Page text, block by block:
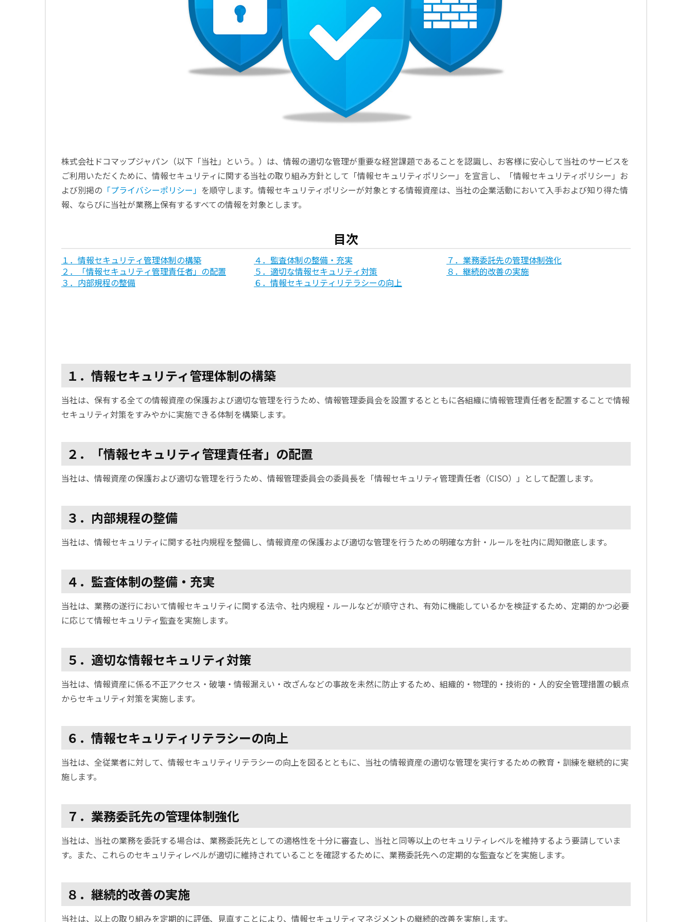
株式会社ドコマップジャパン（以下「当社」という。）は、情報の適切な管理が重要な経営課題であることを認識し、お客様に安心して当社のサービスを
ご利用いただくために、情報セキュリティに関する当社の取り組み方針として「情報セキュリティポリシー」を宣言し、「情報セキュリティポリシー」お
よび別掲の 「プライバシーポリシー」 を順守します。情報セキュリティポリシーが対象とする情報資産は、当社の企業活動において入手および知り得た情
報、ならびに当社が業務上保有するすべての情報を対象とします。
目次
１．情報セキュリティ管理体制の構築
２．「情報セキュリティ管理責任者」の配置
３．内部規程の整備
４．監査体制の整備・充実
５．適切な情報セキュリティ対策
６．情報セキュリティリテラシーの向上
７．業務委託先の管理体制強化
８．継続的改善の実施
１．情報セキュリティ管理体制の構築
当社は、保有する全ての情報資産の保護および適切な管理を行うため、情報管理委員会を設置するとともに各組織に情報管理責任者を配置することで情報
セキュリティ対策をすみやかに実施できる体制を構築します。
２．「情報セキュリティ管理責任者」の配置
当社は、情報資産の保護および適切な管理を行うため、情報管理委員会の委員長を「情報セキュリティ管理責任者（CISO）」として配置します。
３．内部規程の整備
当社は、情報セキュリティに関する社内規程を整備し、情報資産の保護および適切な管理を行うための明確な方針・ルールを社内に周知徹底します。
４．監査体制の整備・充実
当社は、業務の遂行において情報セキュリティに関する法令、社内規程・ルールなどが順守され、有効に機能しているかを検証するため、定期的かつ必要
に応じて情報セキュリティ監査を実施します。
５．適切な情報セキュリティ対策
当社は、情報資産に係る不正アクセス・破壊・情報漏えい・改ざんなどの事故を未然に防止するため、組織的・物理的・技術的・人的安全管理措置の観点
からセキュリティ対策を実施します。
６．情報セキュリティリテラシーの向上
当社は、全従業者に対して、情報セキュリティリテラシーの向上を図るとともに、当社の情報資産の適切な管理を実行するための教育・訓練を継続的に実
施します。
７．業務委託先の管理体制強化
当社は、当社の業務を委託する場合は、業務委託先としての適格性を十分に審査し、当社と同等以上のセキュリティレベルを維持するよう要請していま
す。また、これらのセキュリティレベルが適切に維持されていることを確認するために、業務委託先への定期的な監査などを実施します。
８．継続的改善の実施
当社は、以上の取り組みを定期的に評価、見直すことにより、情報セキュリティマネジメントの継続的改善を実施します。